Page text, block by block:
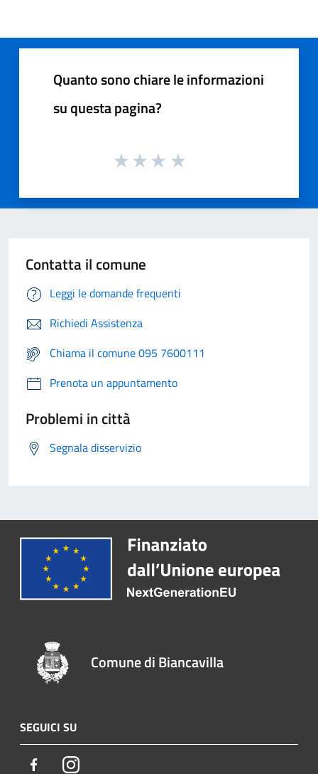
Quanto sono chiare le informazioni
su questa pagina?
Contatta il comune
Leggi le domande frequenti
Richiedi Assistenza
Chiama il comune 095 7600111
Prenota un appuntamento
Problemi in città
Segnala disservizio
Comune di Biancavilla
SEGUICI SU
FacebookInstagram